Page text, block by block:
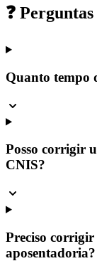
❓
Quanto tempo
Posso corrigir
CNIS?
Preciso
aposentadoria?